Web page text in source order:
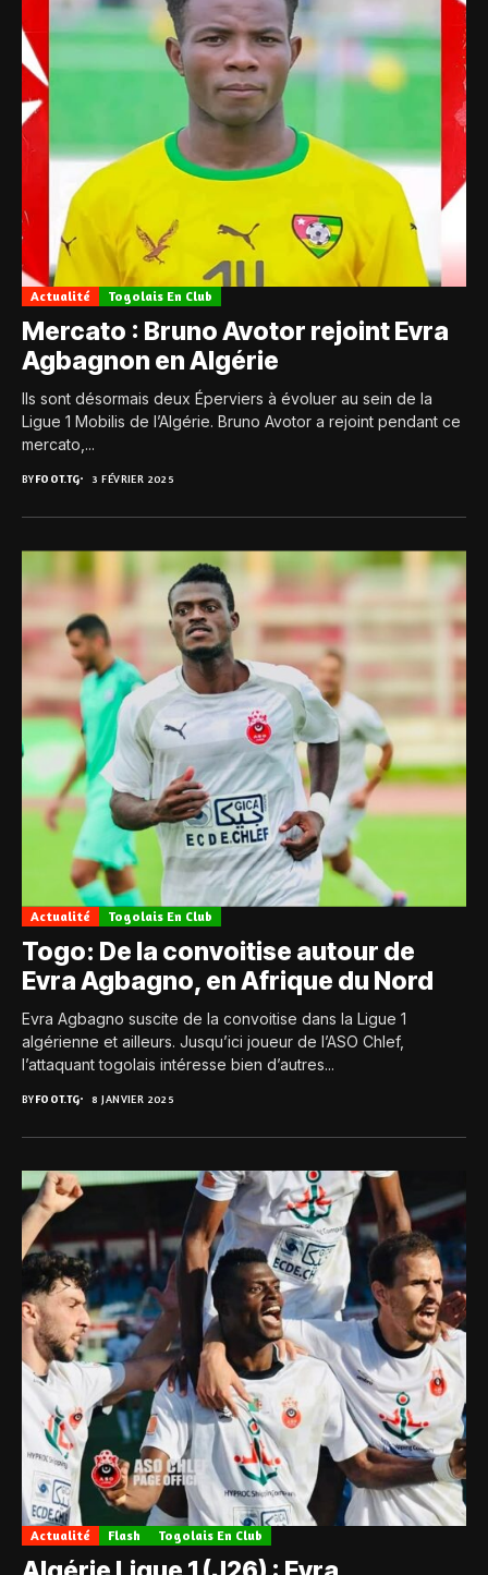
Actualité Togolais En Club
Mercato : Bruno Avotor rejoint Evra
Agbagnon en Algérie
Ils sont désormais deux Éperviers à évoluer au sein de la
Ligue 1 Mobilis de l’Algérie. Bruno Avotor a rejoint pendant ce
mercato,...
BYFOOT.TG 3 FÉVRIER 2025
Actualité Togolais En Club
Togo: De la convoitise autour de
Evra Agbagno, en Afrique du Nord
Evra Agbagno suscite de la convoitise dans la Ligue 1
algérienne et ailleurs. Jusqu’ici joueur de l’ASO Chlef,
l’attaquant togolais intéresse bien d’autres...
BYFOOT.TG 8 JANVIER 2025
Actualité Flash Togolais En Club